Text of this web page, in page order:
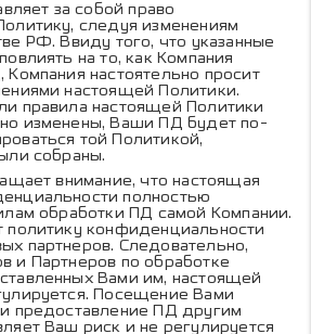
за собой право
следуя изменениям
РФ. Ввиду того, что указанные
на то, как Компания
настоятельно просит
настоящей Политики.
правила настоящей Политики
изменены, Ваши ПД будет по-
той Политикой,
собраны.
внимание, что настоящая
полностью
обработки ПД самой Компании.
политику конфиденциальности
партнеров. Следовательно,
и Партнеров по обработке
Вами им, настоящей
Посещение Вами
предоставление ПД другим
Ваш риск и не регулируется